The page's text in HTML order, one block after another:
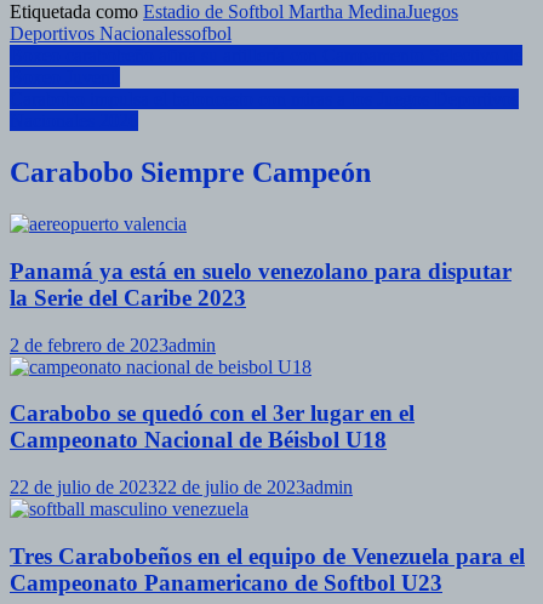
Etiquetada como Estadio de Softbol Martha MedinaJuegos
Deportivos Nacionalessofbol
Navegación
de
entradas
Carabobo Siempre Campeón
Panamá ya está en suelo venezolano para disputar
la Serie del Caribe 2023
2 de febrero de 2023admin
Carabobo se quedó con el 3er lugar en el
Campeonato Nacional de Béisbol U18
22 de julio de 202322 de julio de 2023admin
Tres Carabobeños en el equipo de Venezuela para el
Campeonato Panamericano de Softbol U23